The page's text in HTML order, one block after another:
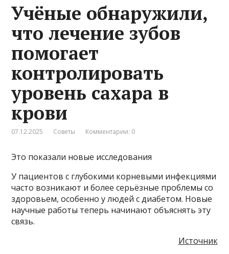
Учёные обнаружили,
что лечение зубов
помогает
контролировать
уровень сахара в
крови
07.12.2025 Советы Комментарии: 0
Это показали новые исследования
У пациентов с глубокими корневыми инфекциями
часто возникают и более серьёзные проблемы со
здоровьем, особенно у людей с диабетом. Новые
научные работы теперь начинают объяснять эту
связь.
Источник